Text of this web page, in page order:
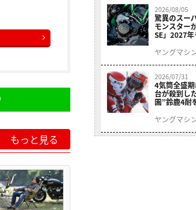
もっと見る
2026/08/05
驚異のスー
モンスター
SE」2027
ヤングマシ
2026/07/31
4気筒全盛
台が殺到し
園”鈴鹿4耐
ヤングマシ